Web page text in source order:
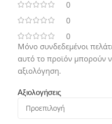
0
0
0
Αξιολογήσεις
Μόνο συνδεδεμένοι
αυτό το προϊόν μπορούν
αξιολόγηση.